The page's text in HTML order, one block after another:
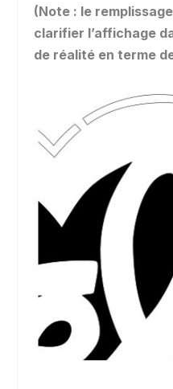
(Note : le rempliss
clarifier l’affichage
de réalité en terme